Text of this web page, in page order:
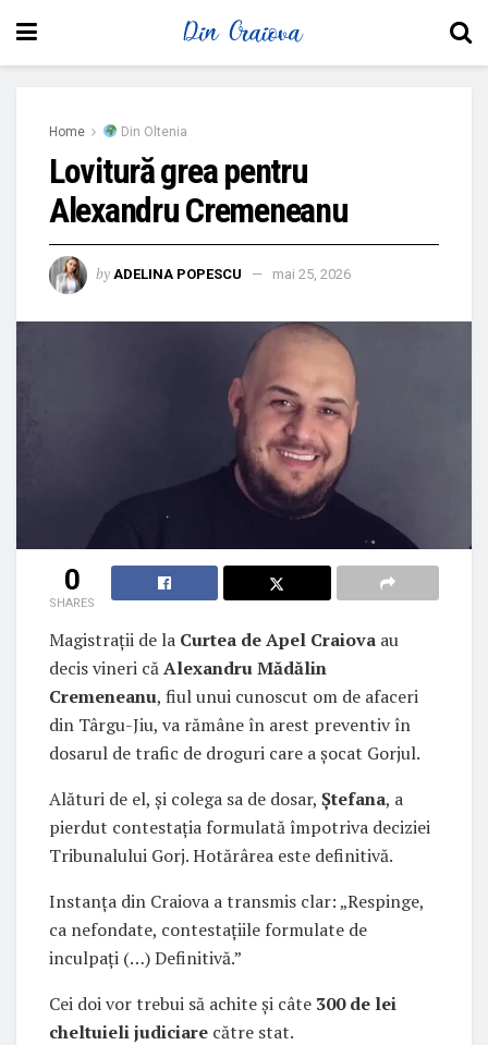
Home Din Oltenia
Lovitură grea pentru
Alexandru Cremeneanu
by ADELINA POPESCU mai 25, 2026
0
SHARES
Magistrații de la Curtea de Apel Craiova au
decis vineri căAlexandru Mădălin
Cremeneanu, fiul unui cunoscut om de afaceri
din Târgu-Jiu, va rămâne în arest preventiv în
dosarul de trafic de droguri care a șocat Gorjul.
Alături de el, și colega sa de dosar, Ștefana, a
pierdut contestația formulată împotriva deciziei
Tribunalului Gorj. Hotărârea este definitivă.
Instanța din Craiova a transmis clar: „Respinge,
ca nefondate, contestațiile formulate de
inculpați (…) Definitivă.”
Cei doi vor trebui să achite și câte 300 de lei
cheltuieli judiciare către stat.